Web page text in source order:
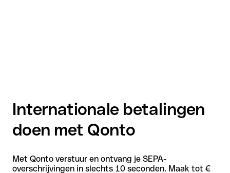
Internationale betalingen
doen met Qonto
Met Qonto verstuur en ontvang je SEPA-
overschrijvingen in slechts 10 seconden. Maak tot €